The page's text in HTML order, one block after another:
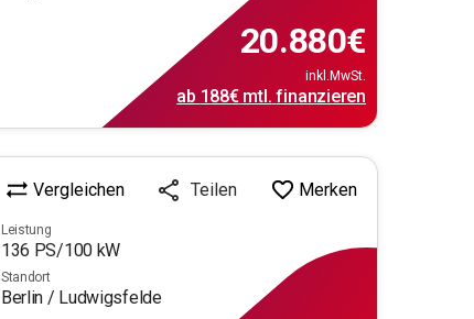
20.880€
inkl.MwSt.
ab 188€mtl. finanzieren
Vergleichen Teilen Merken
Leistung
136 PS/100 kW
Standort
Berlin / Ludwigsfelde